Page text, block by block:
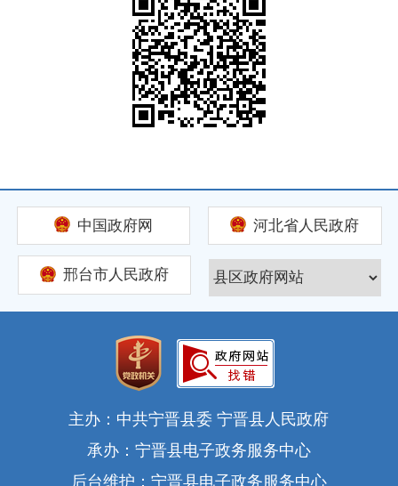
中国政府网 河北省人民政府
邢台市人民政府
主办：中共宁晋县委 宁晋县人民政府
承办：宁晋县电子政务服务中心
后台维护：宁晋县电子政务服务中心